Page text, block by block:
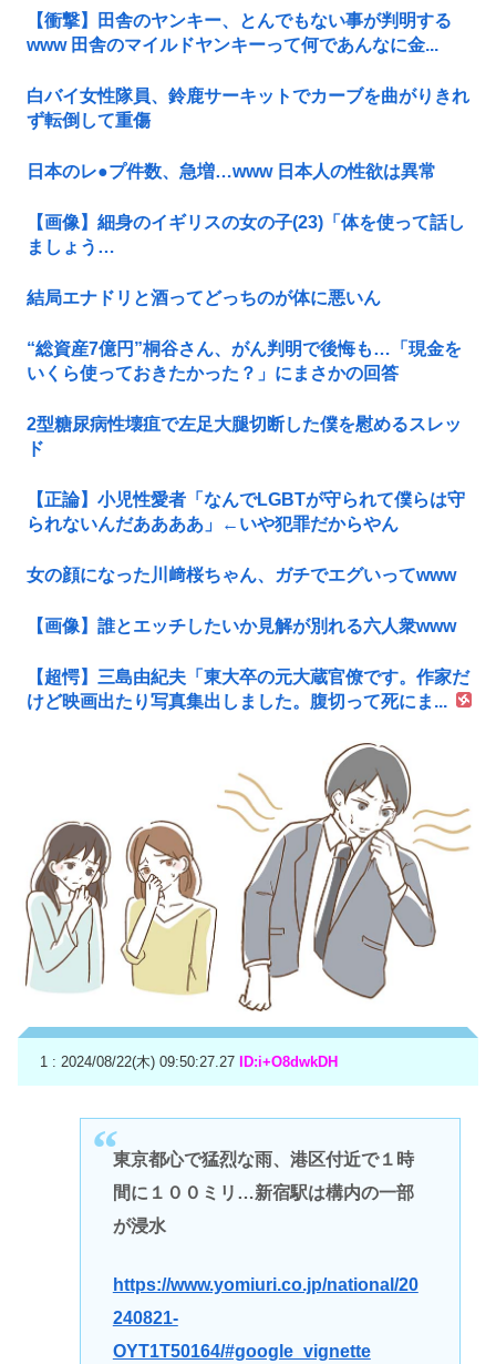
【衝撃】田舎のヤンキー、とんでもない事が判明する
www 田舎のマイルドヤンキーって何であんなに金...
白バイ女性隊員、鈴鹿サーキットでカーブを曲がりきれ
ず転倒して重傷
日本のレ●プ件数、急増…www 日本人の性欲は異常
【画像】細身のイギリスの女の子(23)「体を使って話し
ましょう…
結局エナドリと酒ってどっちのが体に悪いん
“総資産7億円”桐谷さん、がん判明で後悔も…「現金を
いくら使っておきたかった？」にまさかの回答
2型糖尿病性壊疽で左足大腿切断した僕を慰めるスレッ
ド
【正論】小児性愛者「なんでLGBTが守られて僕らは守
られないんだああああ」←いや犯罪だからやん
女の顔になった川﨑桜ちゃん、ガチでエグいってwww
【画像】誰とエッチしたいか見解が別れる六人衆www
【超愕】三島由紀夫「東大卒の元大蔵官僚です。作家だ
けど映画出たり写真集出しました。腹切って死にま...
1 : 2024/08/22(木) 09:50:27.27 ID:i+O8dwkDH
東京都心で猛烈な雨、港区付近で１時
間に１００ミリ…新宿駅は構内の一部
が浸水
https://www.yomiuri.co.jp/national/20
240821-
OYT1T50164/#google_vignette